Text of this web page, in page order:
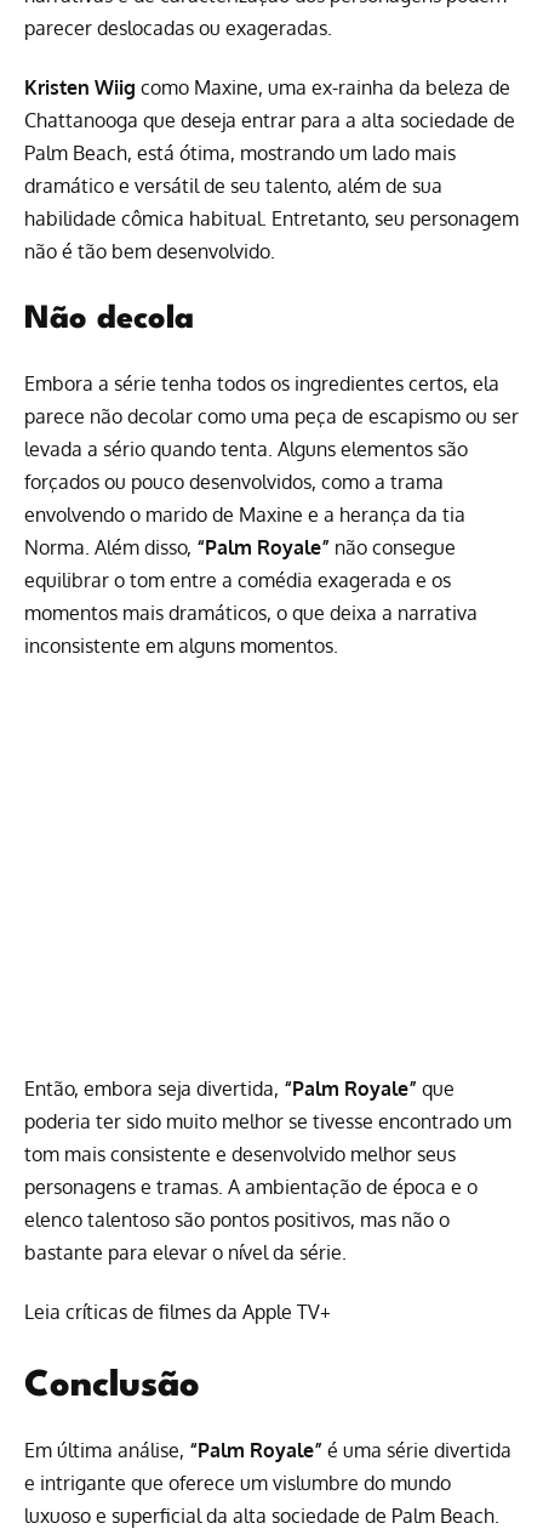
parecer deslocadas ou exageradas.
Kristen Wiig como Maxine, uma ex-rainha da beleza de
Chattanooga que deseja entrar para a alta sociedade de
Palm Beach, está ótima, mostrando um lado mais
dramático e versátil de seu talento, além de sua
habilidade cômica habitual. Entretanto, seu personagem
não é tão bem desenvolvido.
Não decola
Embora a série tenha todos os ingredientes certos, ela
parece não decolar como uma peça de escapismo ou ser
levada a sério quando tenta. Alguns elementos são
forçados ou pouco desenvolvidos, como a trama
envolvendo o marido de Maxine e a herança da tia
Norma. Além disso, “Palm Royale” não consegue
equilibrar o tom entre a comédia exagerada e os
momentos mais dramáticos, o que deixa a narrativa
inconsistente em alguns momentos.
Então, embora seja divertida, “Palm Royale” que
poderia ter sido muito melhor se tivesse encontrado um
tom mais consistente e desenvolvido melhor seus
personagens e tramas. A ambientação de época e o
elenco talentoso são pontos positivos, mas não o
bastante para elevar o nível da série.
Leia críticas de filmes da Apple TV+
Conclusão
Em última análise, “Palm Royale” é uma série divertida
e intrigante que oferece um vislumbre do mundo
luxuoso e superficial da alta sociedade de Palm Beach.